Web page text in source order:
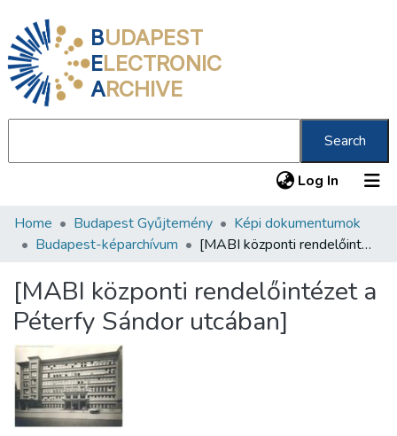
BUDAPEST
ELECTRONIC
ARCHIVE
Search
Log In (current)
Communities & Collections
Statistics
About us
Home Budapest Gyűjtemény
Képi dokumentumok
Budapest-képarchívum
[MABI központi rendelőintézet a Péterfy Sándor utcában]
[MABI központi rendelőintézet a
Péterfy Sándor utcában]